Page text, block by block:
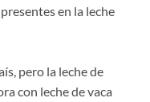
en la leche
pero la leche de
con leche de vaca